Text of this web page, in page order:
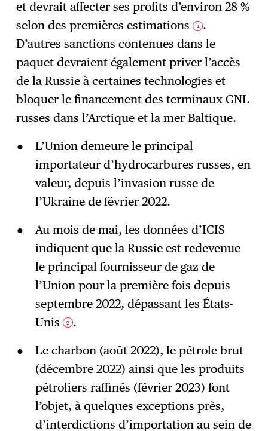
et devrait affecter ses profits d’environ 28 %
selon des premières estimations 1 .
D’autres sanctions contenues dans le
paquet devraient également priver l’accès
de la Russie à certaines technologies et
bloquer le financement des terminaux GNL
russes dans l’Arctique et la mer Baltique.
L’Union demeure le principal
importateur d’hydrocarbures russes, en
valeur, depuis l’invasion russe de
l’Ukraine de février 2022.
Au mois de mai, les données d’ICIS
indiquent que la Russie est redevenue
le principal fournisseur de gaz de
l’Union pour la première fois depuis
septembre 2022, dépassant les États-
Unis
2 .
Le charbon (août 2022), le pétrole brut
(décembre 2022) ainsi que les produits
pétroliers raffinés (février 2023) font
l’objet, à quelques exceptions près,
d’interdictions d’importation au sein de